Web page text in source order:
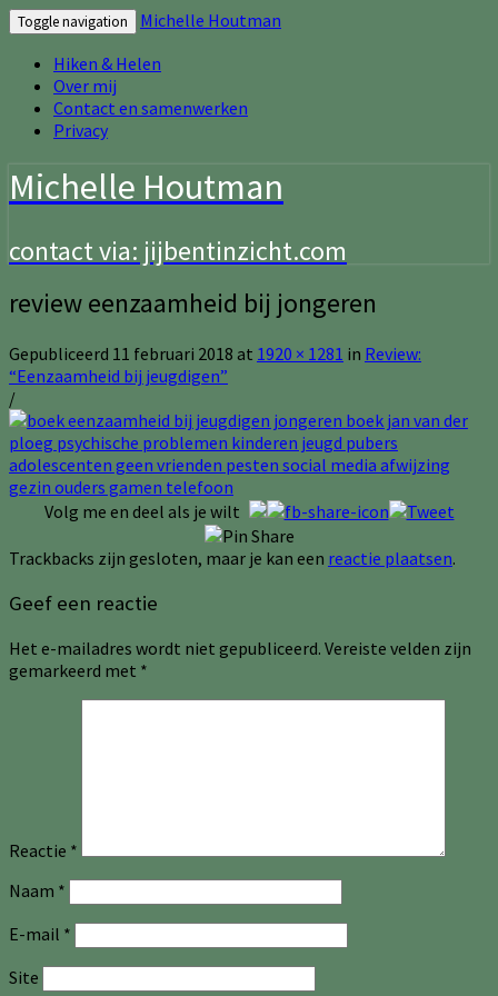
Toggle navigation
Michelle Houtman
Hiken & Helen
Over mij
Contact en samenwerken
Privacy
Michelle Houtman
contact via: jijbentinzicht.com
review eenzaamheid bij jongeren
Gepubliceerd 11 februari 2018 at 1920 × 1281 in Review:
“Eenzaamheid bij jeugdigen”
/
Volg me en deel als je wilt
Trackbacks zijn gesloten, maar je kan een reactie plaatsen.
Geef een reactie
Het e-mailadres wordt niet gepubliceerd. Vereiste velden zijn
gemarkeerd met *
Reactie *
Naam *
E-mail *
Site